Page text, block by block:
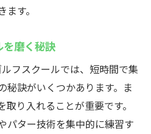
す。
を磨く秘訣
フスクールでは、短時間で集
秘訣がいくつかあります。ま
り入れることが重要です。
パター技術を集中的に練習す